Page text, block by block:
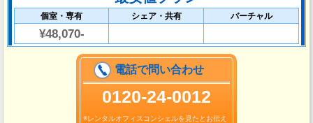
個室・専有 シェア・共有 バーチャル
¥48,070-
電話で問い合わせ
0120-24-0012
※レンタルオフィスコンシェルを見たとお伝え